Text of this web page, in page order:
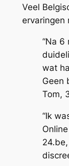
Veel
ervaringen
“Na 6
wat
Geen
Tom,
“Ik